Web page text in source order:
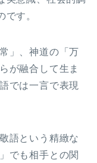
す。
」、神道の「万
が融合して生ま
では一言で表現
語という精緻な
でも相手との関